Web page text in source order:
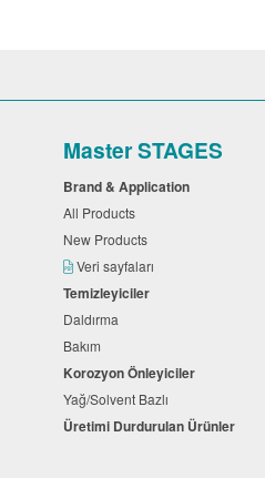
Master STAGES
Brand & Application
All Products
New Products
Veri sayfaları
Temizleyiciler
Daldırma
Bakım
Korozyon Önleyiciler
Yağ/Solvent Bazlı
Üretimi Durdurulan Ürünler